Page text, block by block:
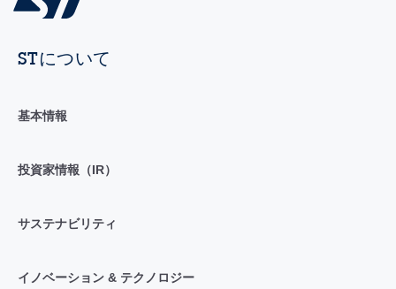
STについて
基本情報
投資家情報（IR）
サステナビリティ
イノベーション & テクノロジー